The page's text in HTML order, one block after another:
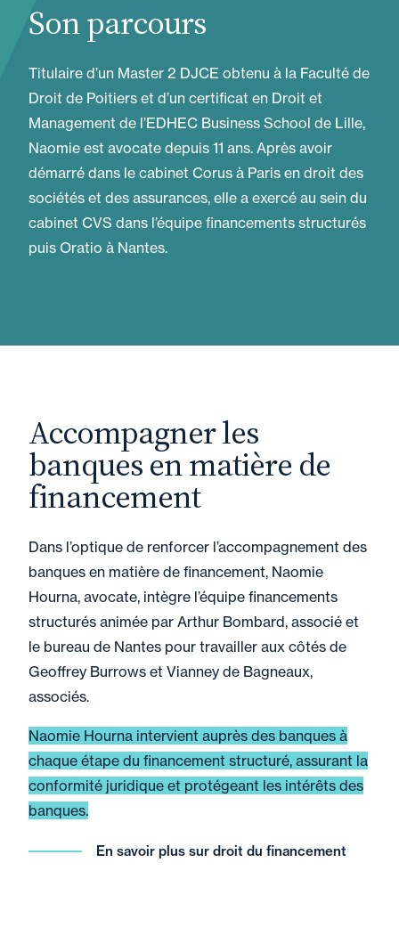
Son parcours
Titulaire d’un Master 2 DJCE obtenu à la Faculté de
Droit de Poitiers et d’un certificat en Droit et
Management de l’EDHEC Business School de Lille,
Naomie est avocate depuis 11 ans. Après avoir
démarré dans le cabinet Corus à Paris en droit des
sociétés et des assurances, elle a exercé au sein du
cabinet CVS dans l’équipe financements structurés
puis Oratio à Nantes.
Accompagner les
banques en matière de
financement
Dans l’optique de renforcer l’accompagnement des
banques en matière de financement, Naomie
Hourna, avocate, intègre l’équipe financements
structurés animée par Arthur Bombard, associé et
le bureau de Nantes pour travailler aux côtés de
Geoffrey Burrows et Vianney de Bagneaux,
associés.
Naomie Hourna intervient auprès des banques à
chaque étape du financement structuré, assurant la
conformité juridique et protégeant les intérêts des
banques.
En savoir plus sur droit du financement